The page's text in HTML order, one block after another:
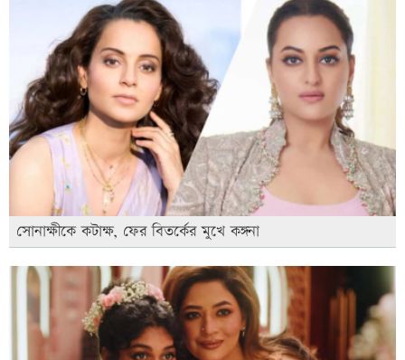
সোনাক্ষীকে কটাক্ষ, ফের বিতর্কের মুখে কঙ্গনা